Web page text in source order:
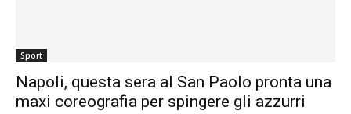
Sport
Napoli, questa sera al San Paolo pronta una
maxi coreografia per spingere gli azzurri